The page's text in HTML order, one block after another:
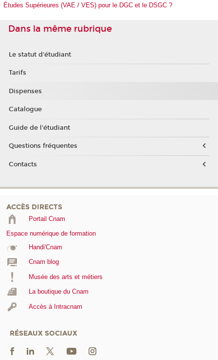
Études Supérieures (VAE / VES) pour le DGC et le DSGC ?
Dans la même rubrique
Le statut d'étudiant
Tarifs
Dispenses
Catalogue
Guide de l'étudiant
Questions fréquentes
Contacts
ACCÈS DIRECTS
Portail Cnam
Espace numérique de formation
Handi'Cnam
Cnam blog
Musée des arts et métiers
La boutique du Cnam
Accès à Intracnam
RÉSEAUX SOCIAUX